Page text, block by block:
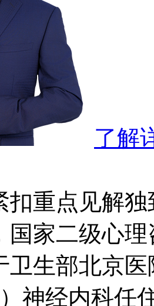
了解
扣重点 见解独
国家二级心
卫生部北京
）神经内科